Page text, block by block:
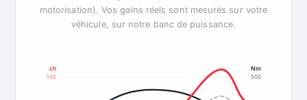
motorisation). Vos gains réels sont mesurés sur votre
véhicule, sur notre banc de puissance.
340 500
ch Nm